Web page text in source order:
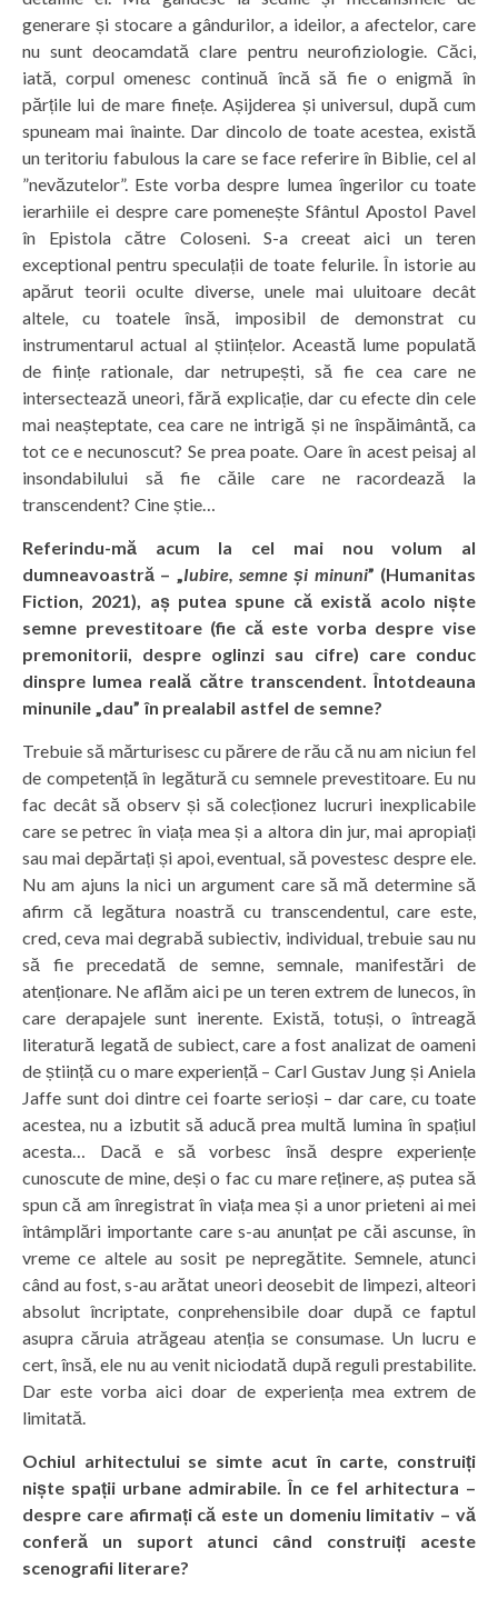
generare și stocare a gândurilor, a ideilor, a afectelor, care
nu sunt deocamdată clare pentru neurofiziologie. Căci,
iată, corpul omenesc continuă încă să fie o enigmă în
părțile lui de mare finețe. Așijderea și universul, după cum
spuneam mai înainte. Dar dincolo de toate acestea, există
un teritoriu fabulous la care se face referire în Biblie, cel al
”nevăzutelor”. Este vorba despre lumea îngerilor cu toate
ierarhiile ei despre care pomenește Sfântul Apostol Pavel
în Epistola către Coloseni. S-a creeat aici un teren
exceptional pentru speculații de toate felurile. În istorie au
apărut teorii oculte diverse, unele mai uluitoare decât
altele, cu toatele însă, imposibil de demonstrat cu
instrumentarul actual al științelor. Această lume populată
de ființe rationale, dar netrupești, să fie cea care ne
intersectează uneori, fără explicație, dar cu efecte din cele
mai neașteptate, cea care ne intrigă și ne înspăimântă, ca
tot ce e necunoscut? Se prea poate. Oare în acest peisaj al
insondabilului să fie căile care ne racordează la
transcendent? Cine știe…
Referindu-mă acum la cel mai nou volum al
dumneavoastră – „Iubire, semne și minuni” (Humanitas
Fiction, 2021), aș putea spune că există acolo niște
semne prevestitoare (fie că este vorba despre vise
premonitorii, despre oglinzi sau cifre) care conduc
dinspre lumea reală către transcendent. Întotdeauna
minunile „dau” în prealabil astfel de semne?
Trebuie să mărturisesc cu părere de rău că nu am niciun fel
de competență în legătură cu semnele prevestitoare. Eu nu
fac decât să observ și să colecționez lucruri inexplicabile
care se petrec în viața mea și a altora din jur, mai apropiați
sau mai depărtați și apoi, eventual, să povestesc despre ele.
Nu am ajuns la nici un argument care să mă determine să
afirm că legătura noastră cu transcendentul, care este,
cred, ceva mai degrabă subiectiv, individual, trebuie sau nu
să fie precedată de semne, semnale, manifestări de
atenționare. Ne aflăm aici pe un teren extrem de lunecos, în
care derapajele sunt inerente. Există, totuși, o întreagă
literatură legată de subiect, care a fost analizat de oameni
de știință cu o mare experiență – Carl Gustav Jung și Aniela
Jaffe sunt doi dintre cei foarte serioși – dar care, cu toate
acestea, nu a izbutit să aducă prea multă lumina în spațiul
acesta… Dacă e să vorbesc însă despre experiențe
cunoscute de mine, deși o fac cu mare reținere, aș putea să
spun că am înregistrat în viața mea și a unor prieteni ai mei
întâmplări importante care s-au anunțat pe căi ascunse, în
vreme ce altele au sosit pe nepregătite. Semnele, atunci
când au fost, s-au arătat uneori deosebit de limpezi, alteori
absolut încriptate, conprehensibile doar după ce faptul
asupra căruia atrăgeau atenția se consumase. Un lucru e
cert, însă, ele nu au venit niciodată după reguli prestabilite.
Dar este vorba aici doar de experiența mea extrem de
limitată.
Ochiul arhitectului se simte acut în carte, construiți
niște spații urbane admirabile. În ce fel arhitectura –
despre care afirmați că este un domeniu limitativ – vă
conferă un suport atunci când construiți aceste
scenografii literare?